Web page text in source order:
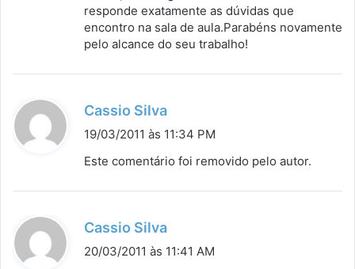
s
e
:
responde exatamente as dúvidas que
encontro na sala de aula.Parabéns novamente
pelo alcance do seu trabalho!
Cassio Silva
i
e
19/03/2011 às 11:34 PM
Este comentário foi removido pelo autor.
Cassio Silva
i
20/03/2011 às 11:41 AM